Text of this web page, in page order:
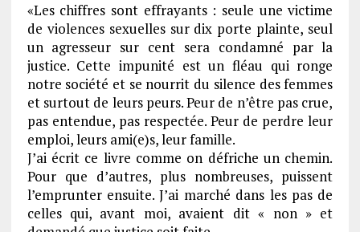
«Les chiffres sont effrayants : seule une victime
de violences sexuelles sur dix porte plainte, seul
un agresseur sur cent sera condamné par la
justice. Cette impunité est un fléau qui ronge
notre société et se nourrit du silence des femmes
et surtout de leurs peurs. Peur de n’être pas crue,
pas entendue, pas respectée. Peur de perdre leur
emploi, leurs ami(e)s, leur famille.
J’ai écrit ce livre comme on défriche un chemin.
Pour que d’autres, plus nombreuses, puissent
l’emprunter ensuite. J’ai marché dans les pas de
celles qui, avant moi, avaient dit « non » et